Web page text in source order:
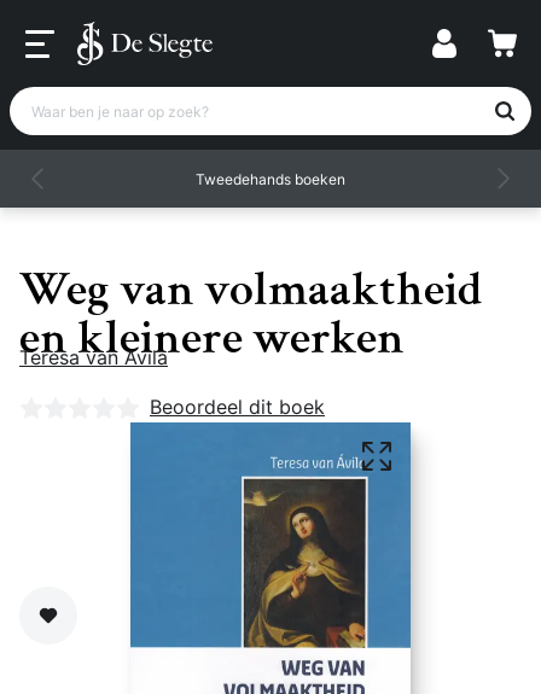
Waar ben je naar op zoek?
Tweedehands boeken
Weg van volmaaktheid
en kleinere werken
Teresa van Avila
Nog geen beoordelingen
Beoordeel dit boek